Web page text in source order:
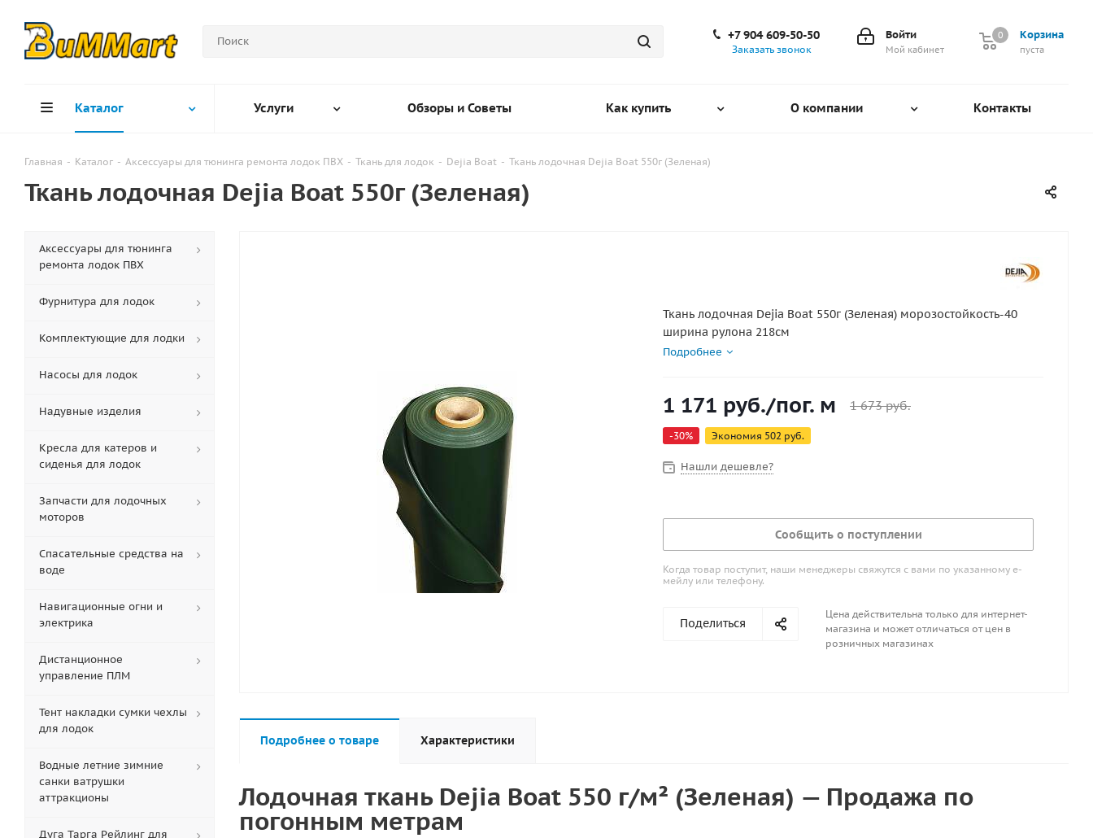
Корзина
0
пуста
0
Войти
Мой кабинет
+7 904 609-50-50
Заказать звонок
Каталог Услуги Обзоры и Советы Как купить О компании Контакты
Главная - Каталог - Аксессуары для тюнинга ремонта лодок ПВХ - Ткань для лодок - Dejia Boat - Ткань лодочная Dejia Boat 550г (Зеленая)
Ткань лодочная Dejia Boat 550г (Зеленая)
Ткань лодочная Dejia Boat 550г (Зеленая) морозостойкость-40
ширина рулона 218см
Подробнее
1 171 руб./пог. м 1 673руб.
-30% Экономия 502 руб.
Нашли дешевле?
Сообщить о поступлении
Когда товар поступит, наши менеджеры свяжутся с вами по указанному е-
мейлу или телефону.
Поделиться
Цена действительна только для интернет-
магазина и может отличаться от цен в
розничных магазинах
Подробнее о товаре Характеристики
Лодочная ткань Dejia Boat 550 г/м² (Зеленая) — Продажа по
погонным метрам
Аксессуары для тюнинга
ремонта лодок ПВХ
Фурнитура для лодок
Комплектующие для лодки
Насосы для лодок
Надувные изделия
Кресла для катеров и
сиденья для лодок
Запчасти для лодочных
моторов
Спасательные средства на
воде
Навигационные огни и
электрика
Дистанционное
управление ПЛМ
Тент накладки сумки чехлы
для лодок
Водные летние зимние
санки ватрушки
аттракционы
Дуга Тарга Рейлинг для